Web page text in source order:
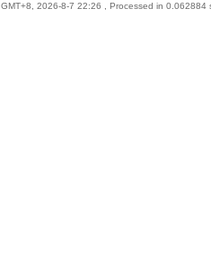
GMT+8, 2026-8-7 22:26 , Processed in 0.062884